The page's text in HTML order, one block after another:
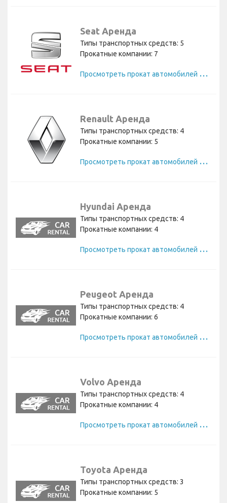
Seat Аренда
Типы транспортных средств: 5
Прокатные компании: 7
П
росмотреть прокат автомобилей Seat
Renault Аренда
Типы транспортных средств: 4
Прокатные компании: 5
П
росмотреть прокат автомобилей Renault
Hyundai Аренда
Типы транспортных средств: 4
Прокатные компании: 4
П
росмотреть прокат автомобилей Hyundai
Peugeot Аренда
Типы транспортных средств: 4
Прокатные компании: 6
П
росмотреть прокат автомобилей Peugeot
Volvo Аренда
Типы транспортных средств: 4
Прокатные компании: 4
П
росмотреть прокат автомобилей Volvo
Toyota Аренда
Типы транспортных средств: 3
Прокатные компании: 5